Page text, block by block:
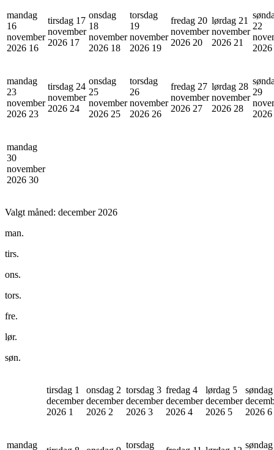
mandag
16
november
2026 16
tirsdag 17
november
2026 17
onsdag
18
november
2026 18
torsdag
19
november
2026 19
fredag 20
november
2026 20
lørdag 21
november
2026 21
22
2026
mandag
23
november
2026 23
tirsdag 24
november
2026 24
onsdag
25
november
2026 25
torsdag
26
november
2026 26
fredag 27
november
2026 27
lørdag 28
november
2026 28
29
2026
mandag
30
november
2026 30
Valgt måned: december 2026
man.
tirs.
ons.
tors.
fre.
lør.
søn.
tirsdag 1
december
2026 1
onsdag 2
december
2026 2
torsdag 3
december
2026 3
fredag 4
december
2026 4
lørdag 5
december
2026 5
2026 6
mandag torsdag søndag